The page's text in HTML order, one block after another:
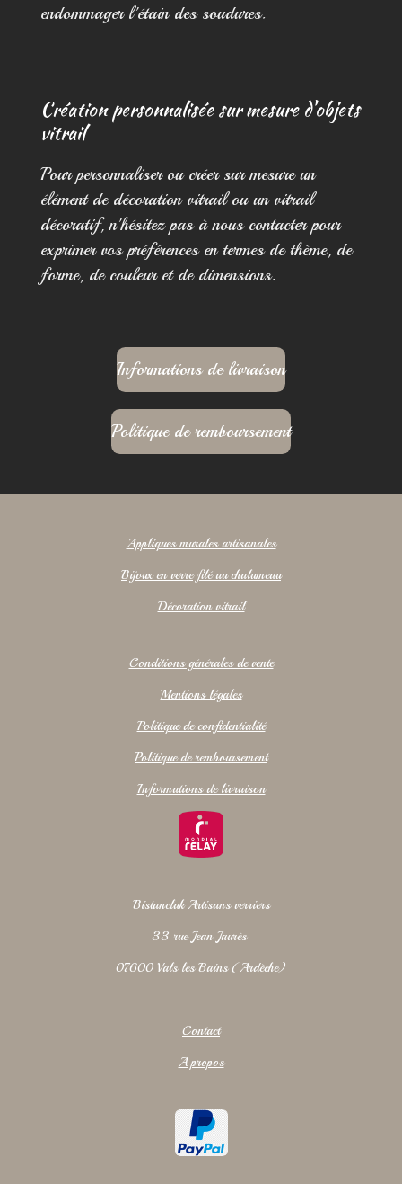
endommager l'étain des soudures.
Création personnalisée sur mesure d'objets
vitrail
Pour personnaliser ou créer sur mesure un
élément de décoration vitrail ou un vitrail
décoratif, n'hésitez pas à nous contacter pour
exprimer vos préférences en termes de thème, de
forme, de couleur et de dimensions.
Informations de livraison
Politique de remboursement
Appliques murales artisanales
Bijoux en verre filé au chalumeau
Décoration vitrail
Conditions générales de vente
Mentions légales
Politique de confidentialité
Politique de remboursement
Informations de livraison
Bistanclak Artisans verriers
33 rue Jean Jaurès
07600 Vals les Bains (Ardèche)
Contact
A propos